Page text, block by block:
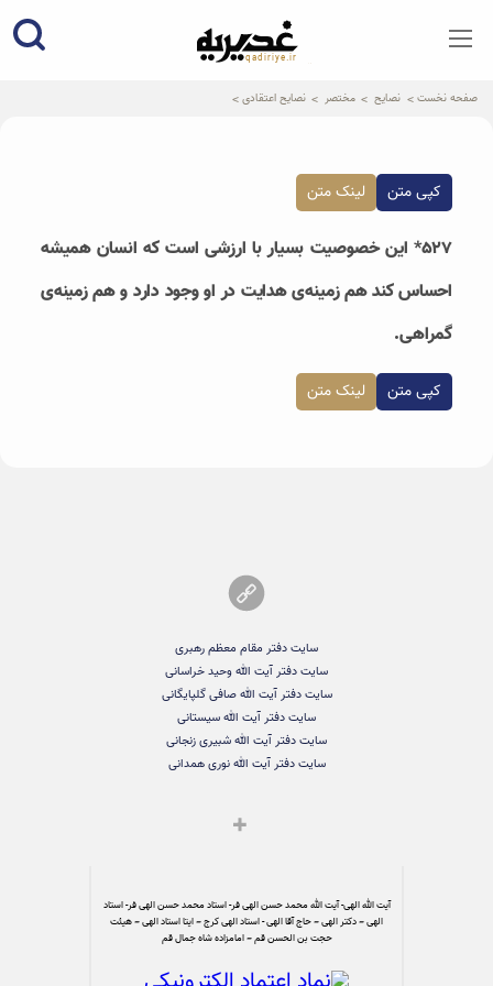
qadiriye.ir
نشریه ی غدیریه-بیانات استاد
صفحه نخست نصایح مختصر نصایح اعتقادی
کپی متن لینک متن
۵۲۷* این خصوصیت بسیار با ارزشی است که انسان همیشه
احساس کند هم زمینه‌ی هدایت در او وجود دارد و هم زمینه‌ی
گمراهی.
کپی متن لینک متن
سایت دفتر مقام معظم رهبری
سایت دفتر آیت الله وحید خراسانی
سایت دفتر آیت الله صافی گلپایگانی
سایت دفتر آیت الله سیستانی
سایت دفتر آیت الله شبیری زنجانی
سایت دفتر آیت الله نوری همدانی
آیت الله الهی- آیت الله محمد حسن الهی فر- استاد محمد حسن الهی فر- استاد
الهی – دکتر الهی – حاج آقا الهی - استاد الهی کرج – ایتا استاد الهی – هیئت
حجت بن الحسن قم – امامزاده شاه جمال قم